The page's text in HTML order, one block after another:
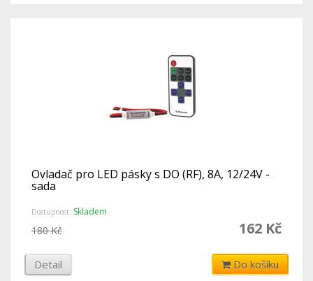
Ovladač pro LED pásky s DO (RF), 8A, 12/24V -
sada
Dostupnost: Skladem
162 Kč
180 Kč
Detail Do košíku